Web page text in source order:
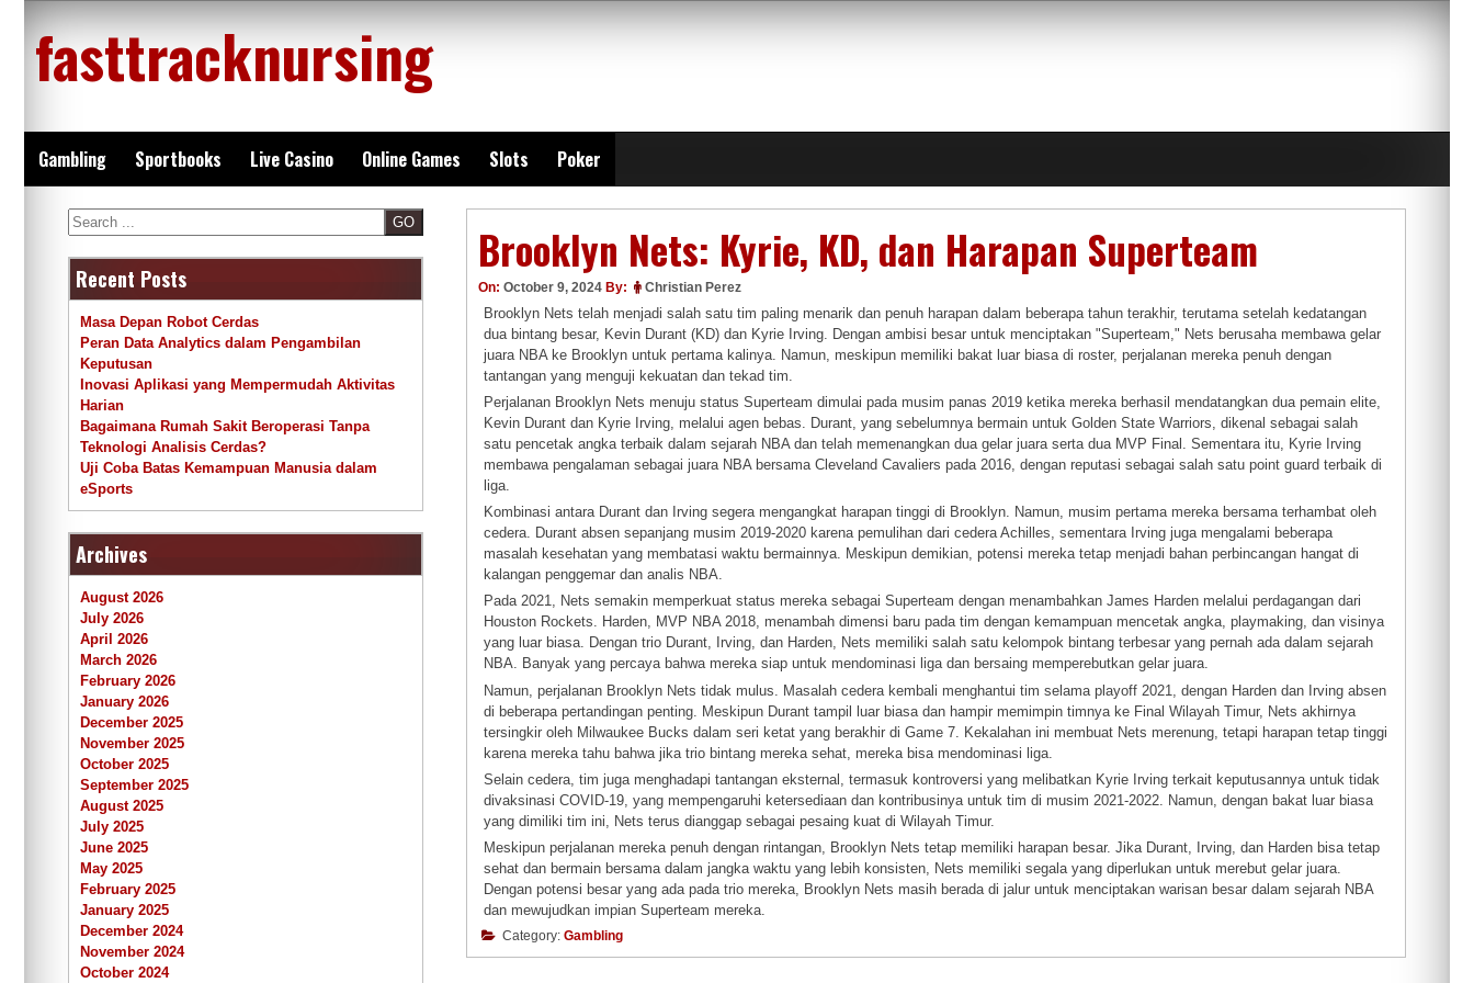
content
fasttracknursing
Gambling Sportbooks Live Casino Online Games Slots Poker
Brooklyn Nets: Kyrie, KD, dan Harapan Superteam
On: October 9, 2024 By: Christian Perez
Brooklyn Nets telah menjadi salah satu tim paling menarik dan penuh harapan dalam beberapa tahun terakhir, terutama setelah kedatangan
dua bintang besar, Kevin Durant (KD) dan Kyrie Irving. Dengan ambisi besar untuk menciptakan "Superteam," Nets berusaha membawa gelar
juara NBA ke Brooklyn untuk pertama kalinya. Namun, meskipun memiliki bakat luar biasa di roster, perjalanan mereka penuh dengan
tantangan yang menguji kekuatan dan tekad tim.
Perjalanan Brooklyn Nets menuju status Superteam dimulai pada musim panas 2019 ketika mereka berhasil mendatangkan dua pemain elite,
Kevin Durant dan Kyrie Irving, melalui agen bebas. Durant, yang sebelumnya bermain untuk Golden State Warriors, dikenal sebagai salah
satu pencetak angka terbaik dalam sejarah NBA dan telah memenangkan dua gelar juara serta dua MVP Final. Sementara itu, Kyrie Irving
membawa pengalaman sebagai juara NBA bersama Cleveland Cavaliers pada 2016, dengan reputasi sebagai salah satu point guard terbaik di
liga.
Kombinasi antara Durant dan Irving segera mengangkat harapan tinggi di Brooklyn. Namun, musim pertama mereka bersama terhambat oleh
cedera. Durant absen sepanjang musim 2019-2020 karena pemulihan dari cedera Achilles, sementara Irving juga mengalami beberapa
masalah kesehatan yang membatasi waktu bermainnya. Meskipun demikian, potensi mereka tetap menjadi bahan perbincangan hangat di
kalangan penggemar dan analis NBA.
Pada 2021, Nets semakin memperkuat status mereka sebagai Superteam dengan menambahkan James Harden melalui perdagangan dari
Houston Rockets. Harden, MVP NBA 2018, menambah dimensi baru pada tim dengan kemampuan mencetak angka, playmaking, dan visinya
yang luar biasa. Dengan trio Durant, Irving, dan Harden, Nets memiliki salah satu kelompok bintang terbesar yang pernah ada dalam sejarah
NBA. Banyak yang percaya bahwa mereka siap untuk mendominasi liga dan bersaing memperebutkan gelar juara.
Namun, perjalanan Brooklyn Nets tidak mulus. Masalah cedera kembali menghantui tim selama playoff 2021, dengan Harden dan Irving absen
di beberapa pertandingan penting. Meskipun Durant tampil luar biasa dan hampir memimpin timnya ke Final Wilayah Timur, Nets akhirnya
tersingkir oleh Milwaukee Bucks dalam seri ketat yang berakhir di Game 7. Kekalahan ini membuat Nets merenung, tetapi harapan tetap tinggi
karena mereka tahu bahwa jika trio bintang mereka sehat, mereka bisa mendominasi liga.
Selain cedera, tim juga menghadapi tantangan eksternal, termasuk kontroversi yang melibatkan Kyrie Irving terkait keputusannya untuk tidak
divaksinasi COVID-19, yang mempengaruhi ketersediaan dan kontribusinya untuk tim di musim 2021-2022. Namun, dengan bakat luar biasa
yang dimiliki tim ini, Nets terus dianggap sebagai pesaing kuat di Wilayah Timur.
Meskipun perjalanan mereka penuh dengan rintangan, Brooklyn Nets tetap memiliki harapan besar. Jika Durant, Irving, dan Harden bisa tetap
sehat dan bermain bersama dalam jangka waktu yang lebih konsisten, Nets memiliki segala yang diperlukan untuk merebut gelar juara.
Dengan potensi besar yang ada pada trio mereka, Brooklyn Nets masih berada di jalur untuk menciptakan warisan besar dalam sejarah NBA
dan mewujudkan impian Superteam mereka.
Category: Gambling
Search
Recent Posts
Masa Depan Robot Cerdas
Peran Data Analytics dalam Pengambilan
Keputusan
Inovasi Aplikasi yang Mempermudah Aktivitas
Harian
Bagaimana Rumah Sakit Beroperasi Tanpa
Teknologi Analisis Cerdas?
Uji Coba Batas Kemampuan Manusia dalam
eSports
Archives
August 2026
July 2026
April 2026
March 2026
February 2026
January 2026
December 2025
November 2025
October 2025
September 2025
August 2025
July 2025
June 2025
May 2025
February 2025
January 2025
December 2024
November 2024
October 2024